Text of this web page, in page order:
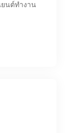
นต์ทำงาน